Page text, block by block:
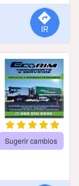
Sugerir cambios